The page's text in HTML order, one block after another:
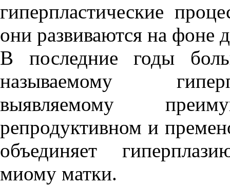
гиперпластические
они развиваются на фоне
В последние годы
называемому
выявляемому
репродуктивном и
объединяет
миому матки.